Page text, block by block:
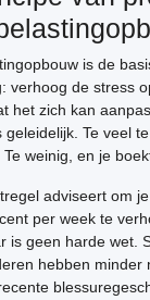
is de
verhoog de stress
het zich kan
geleidelijk. Te veel
weinig, en je
adviseert om
per week te
is geen harde wet.
hebben minder